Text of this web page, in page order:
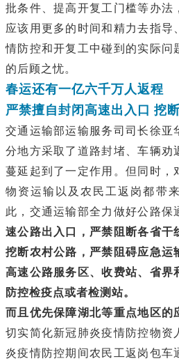
批条件、提高开复工门槛等办法
应该用更多的时间和精力去指导
情防控和开复工中碰到的实际问
的后顾之忧。
春运还有一亿六千万人返程
严禁擅自封闭高速出入口 挖
交通运输部运输服务司司长徐亚
分地方采取了道路封堵、车辆劝
蔓延起到了一定作用。但同时，
物资运输以及农民工返岗都带
此，交通运输部全力做好公路保
速公路出入口，严禁阻断各省干
挖断农村公路，严禁阻碍应急运
高速公路服务区、收费站、省界
防控检疫点或者检测 站。
而且优先保障湖北等重点地区的
切实简化新冠肺炎疫情防控物资
炎疫情防控期间农民工返岗包车